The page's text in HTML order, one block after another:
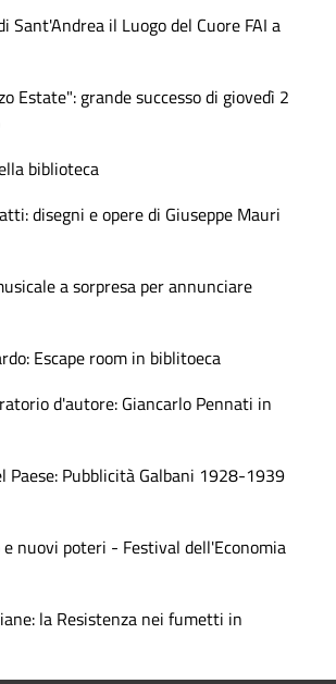
Sant'Andrea il Luogo del Cuore FAI a
Estate": grande successo di giovedì 2
biblioteca
disegni e opere di Giuseppe Mauri
a sorpresa per annunciare
Escape room in biblitoeca
d'autore: Giancarlo Pennati in
Paese: Pubblicità Galbani 1928-1939
nuovi poteri - Festival dell'Economia
la Resistenza nei fumetti in